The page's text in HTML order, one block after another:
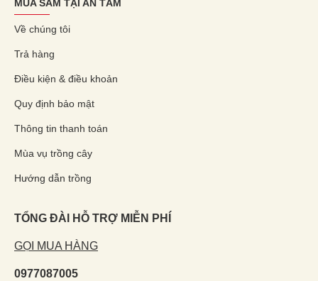
MUA SẮM TẠI AN TÂM
Về chúng tôi
Trả hàng
Điều kiện & điều khoản
Quy định bảo mật
Thông tin thanh toán
Mùa vụ trồng cây
Hướng dẫn trồng
TỔNG ĐÀI HỖ TRỢ MIỄN PHÍ
GỌI MUA HÀNG
0977087005